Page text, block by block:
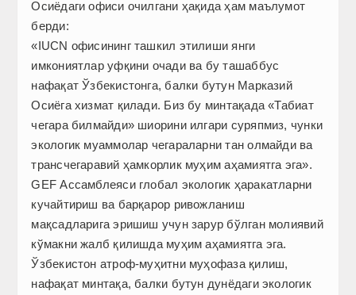
Осиёдаги офиси очилгани ҳақида ҳам маълумот
берди:
«IUCN офисининг ташкил этилиши янги
имкониятлар уфқини очади ва бу ташаббус
нафақат Ўзбекистонга, балки бутун Марказий
Осиёга хизмат қилади. Биз бу минтақада «Табиат
чегара билмайди» шиорини илгари суряпмиз, чунки
экологик муаммолар чегараларни тан олмайди ва
транс­чегаравий ҳамкорлик муҳим аҳамиятга эга».
GEF Ассамблеяси глобал экологик ҳаракатларни
кучайтириш ва барқарор ривожланиш
мақсадларига эришиш учун зарур бўлган молиявий
кўмакни жалб қилишда муҳим аҳамиятга эга.
Ўзбекистон атроф-муҳитни муҳофаза қилиш,
нафақат минтақа, балки бутун дунёдаги экологик